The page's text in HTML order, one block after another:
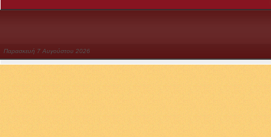
Παρασκευή 7 Αυγούστου 2026